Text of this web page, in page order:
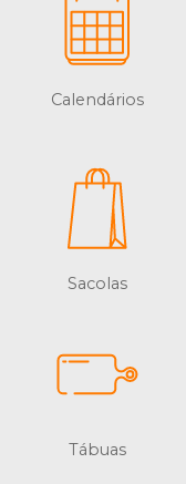
Calendários
Sacolas
Tábuas